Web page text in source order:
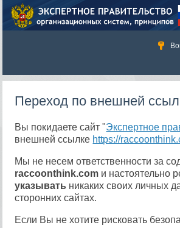
Переход по внешней
Вы покидаете сайт "Экспертное
внешней ссылке https://
Мы не несем ответственности за
raccoonthink.com и настоятельно
указывать никаких своих личных
сторонних сайтах.
Если Вы не хотите рисковать